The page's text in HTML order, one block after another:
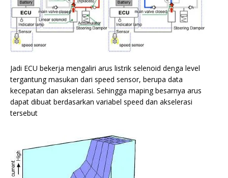
Jadi ECU bekerja mengaliri arus listrik selenoid denga level
tergantung masukan dari speed sensor, berupa data
kecepatan dan akselerasi. Sehingga maping besarnya arus
dapat dibuat berdasarkan variabel speed dan akselerasi
tersebut